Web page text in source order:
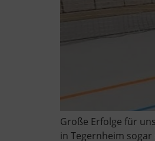
Große Erfolge für
in Tegernheim